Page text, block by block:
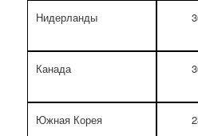
Нидерланды
Канада
Южная Корея